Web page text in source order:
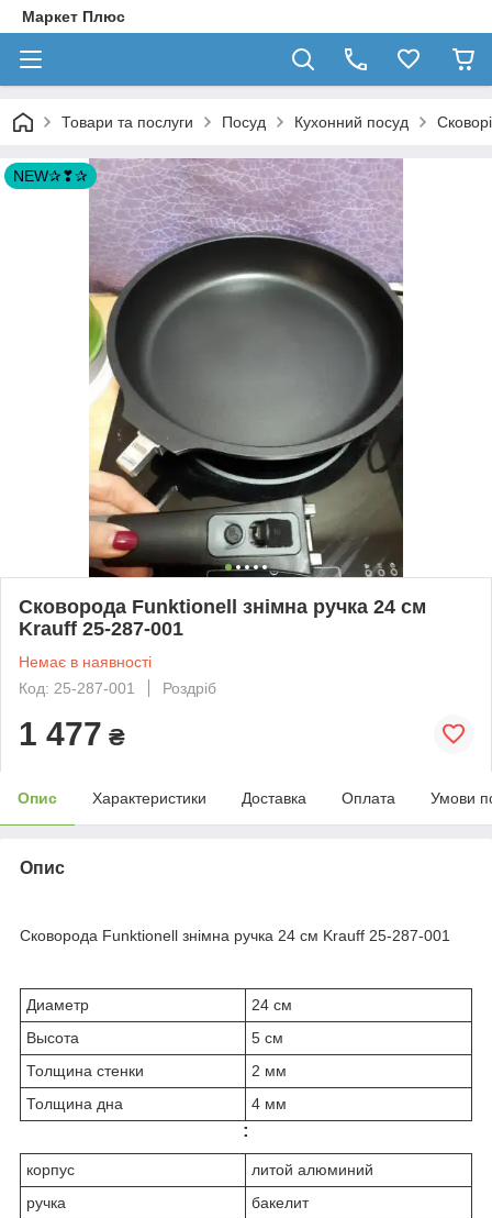
Маркет Плюс
Товари та послуги Посуд Кухонний посуд
NEW✰❣✰
Сковорода Funktionell знімна ручка 24 см
Krauff 25-287-001
Немає в наявності
Код: 25-287-001
Роздріб
1 477 ₴
Опис Характеристики Доставка Оплата Умови
Опис
Сковорода Funktionell знімна ручка 24 см Krauff 25-287-001
Диаметр
24 см
Высота
5 см
Толщина стенки
2 мм
Толщина дна
4 мм
:
корпус
литой алюминий
ручка
бакелит